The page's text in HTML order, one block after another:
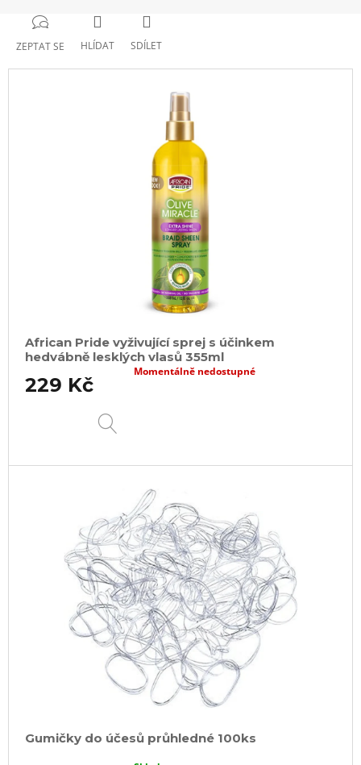
ZEPTAT SE HLÍDAT SDÍLET
African Pride vyživující sprej s účinkem
hedvábně lesklých vlasů 355ml
229 Kč
Momentálně nedostupné
Gumičky do účesů průhledné 100ks